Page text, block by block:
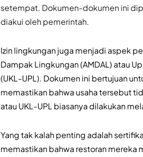
setempat. Dokumen-dokumen ini
diakui oleh pemerintah.
Izin lingkungan juga menjadi aspek
Dampak Lingkungan (AMDAL) atau
(UKL-UPL). Dokumen ini bertujuan
memastikan bahwa usaha tersebut
atau UKL-UPL biasanya dilakukan
Yang tak kalah penting adalah
memastikan bahwa restoran mereka